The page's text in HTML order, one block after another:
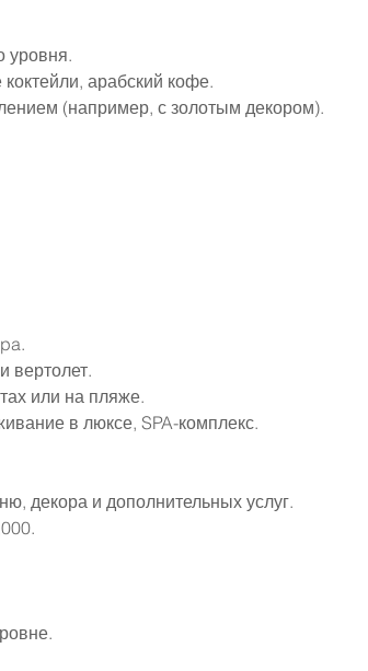
уровня.
арабский кофе.
(например, с золотым декором).
вертолет.
или на пляже.
в люксе, SPA-комплекс.
декора и дополнительных услуг.